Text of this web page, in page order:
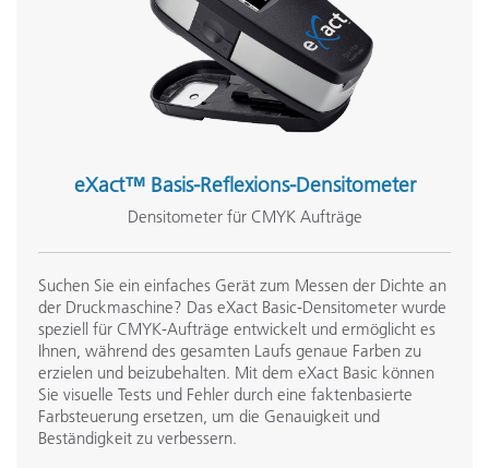
eXact™ Basis-Reflexions-Densitometer
Densitometer für CMYK Aufträge
Suchen Sie ein einfaches Gerät zum Messen der Dichte an
der Druckmaschine? Das eXact Basic-Densitometer wurde
speziell für CMYK-Aufträge entwickelt und ermöglicht es
Ihnen, während des gesamten Laufs genaue Farben zu
erzielen und beizubehalten. Mit dem eXact Basic können
Sie visuelle Tests und Fehler durch eine faktenbasierte
Farbsteuerung ersetzen, um die Genauigkeit und
Beständigkeit zu verbessern.